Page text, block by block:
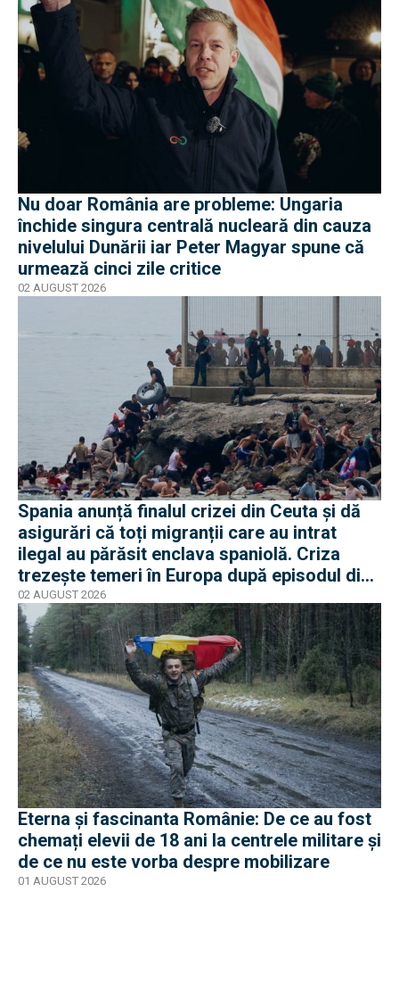
Nu doar România are probleme: Ungaria
închide singura centrală nucleară din cauza
nivelului Dunării iar Peter Magyar spune că
urmează cinci zile critice
02 AUGUST 2026
Spania anunță finalul crizei din Ceuta și dă
asigurări că toți migranții care au intrat
ilegal au părăsit enclava spaniolă. Criza
trezește temeri în Europa după episodul din
2015
02 AUGUST 2026
Eterna și fascinanta Românie: De ce au fost
chemați elevii de 18 ani la centrele militare și
de ce nu este vorba despre mobilizare
01 AUGUST 2026